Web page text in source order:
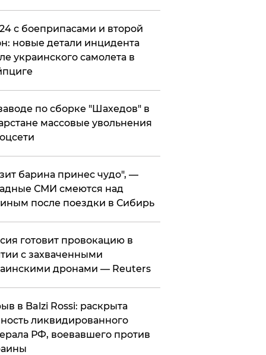
с боеприпасами и второй
новые детали инцидента
украинского самолета в
по сборке "Шахедов" в
массовые увольнения
барина принес чудо", —
СМИ смеются над
после поездки в Сибирь
готовит провокацию в
с захваченными
дронами — Reuters
в Balzi Rossi: раскрыта
ликвидированного
РФ, воевавшего против